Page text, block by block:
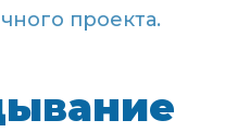
проекта.